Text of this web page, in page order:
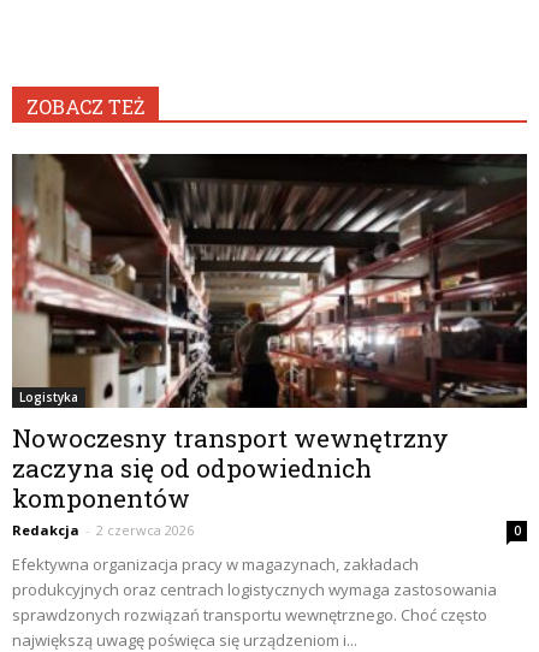
ZOBACZ TEŻ
Logistyka
Nowoczesny transport wewnętrzny
zaczyna się od odpowiednich
komponentów
Redakcja - 2 czerwca 2026 0
Efektywna organizacja pracy w magazynach, zakładach
produkcyjnych oraz centrach logistycznych wymaga zastosowania
sprawdzonych rozwiązań transportu wewnętrznego. Choć często
największą uwagę poświęca się urządzeniom i...